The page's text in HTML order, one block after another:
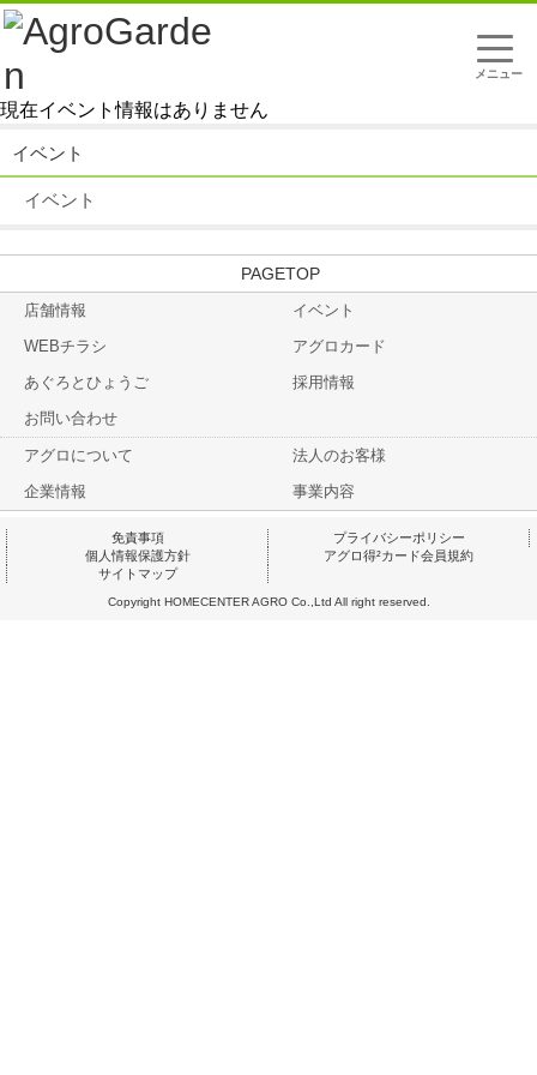
t
o
g
t
o
現在イベント情報はありません
イベント
イベント
TOP
店舗情報
イベント
WEBチラシ
アグロカード
あぐろとひょうご
採用情報
お問い合わせ
アグロについて
法人のお客様
企業情報
事業内容
免責事項
プライバシーポリシー
個人情報保護方針
アグロ得²カード会員規約
サイトマップ
Copyright HOMECENTER AGRO Co.,Ltd All right reserved.